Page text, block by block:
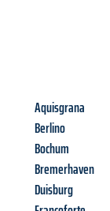
Aquisgrana
Berlino
Bochum
Bremerhaven
Duisburg